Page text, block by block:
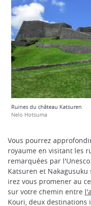
Ruines du château Katsuren
Nelo Hotsuma
Vous pourrez
royaume en visitant les
remarquées par
Katsuren et
irez vous promener au
sur votre chemin entre
Kouri, deux